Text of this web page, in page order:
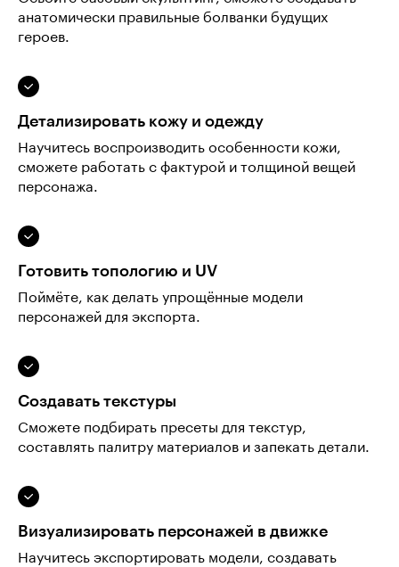
анатомически правильные болванки будущих
героев.
Детализировать кожу и одежду
Научитесь воспроизводить особенности кожи,
сможете работать с фактурой и толщиной вещей
персонажа.
Готовить топологию и UV
Поймёте, как делать упрощённые модели
персонажей для экспорта.
Создавать текстуры
Сможете подбирать пресеты для текстур,
составлять палитру материалов и запекать детали.
Визуализировать персонажей в движке
Научитесь экспортировать модели, создавать